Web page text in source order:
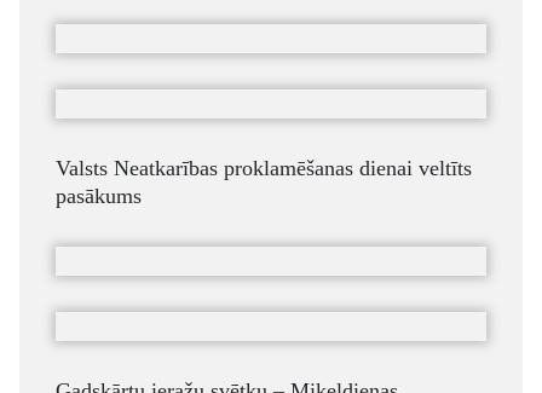
Valsts Neatkarības proklamēšanas dienai veltīts
pasākums